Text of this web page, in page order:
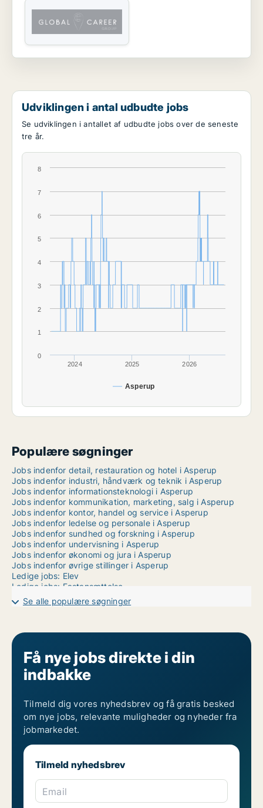
Udviklingen i antal udbudte jobs
Se udviklingen i antallet af udbudte jobs over de seneste
tre år.
Asperup
2024 2025 2026
0
1
2
3
4
5
6
7
8
Populære søgninger
Jobs indenfor detail, restauration og hotel i Asperup
Jobs indenfor industri, håndværk og teknik i Asperup
Jobs indenfor informationsteknologi i Asperup
Jobs indenfor kommunikation, marketing, salg i Asperup
Jobs indenfor kontor, handel og service i Asperup
Jobs indenfor ledelse og personale i Asperup
Jobs indenfor sundhed og forskning i Asperup
Jobs indenfor undervisning i Asperup
Jobs indenfor økonomi og jura i Asperup
Jobs indenfor øvrige stillinger i Asperup
Ledige jobs: Elev
Ledige jobs: Fastansættelse
Ledige jobs: Freelance
Ledige jobs: Praktik
Se alle populære søgninger
Få nye jobs direkte i din
indbakke
Tilmeld dig vores nyhedsbrev og få gratis besked
om nye jobs, relevante muligheder og nyheder fra
jobmarkedet.
Tilmeld nyhedsbrev
Email